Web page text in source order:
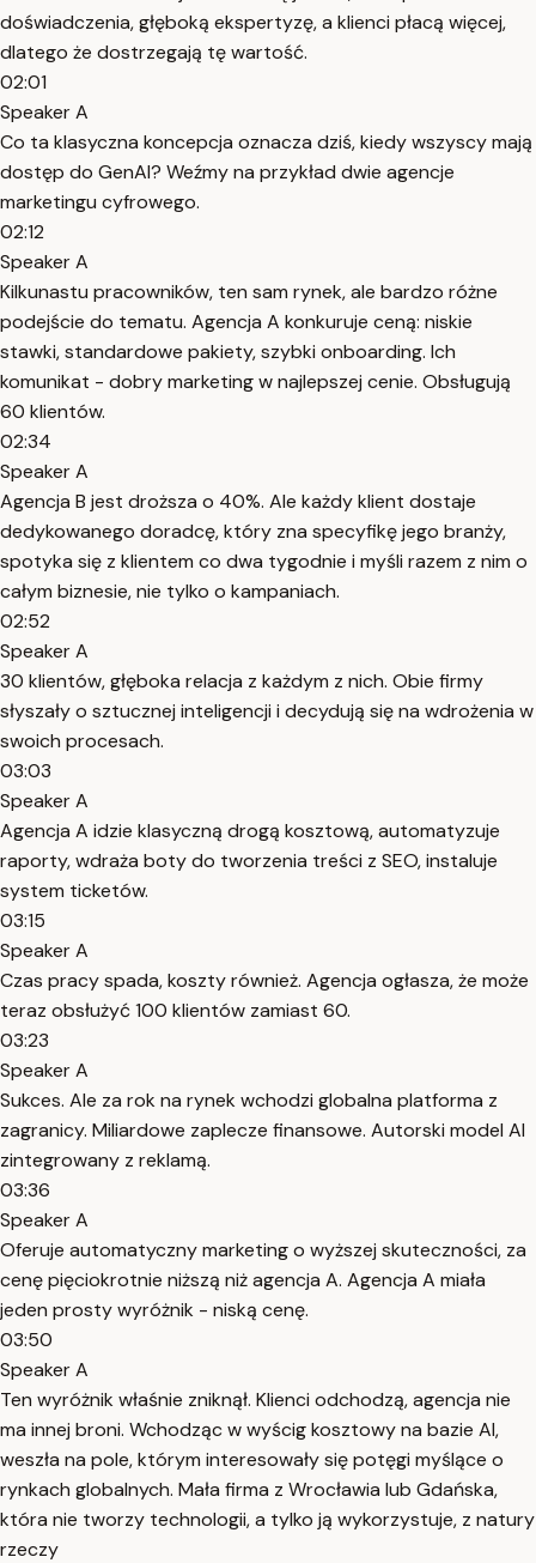
doświadczenia, głęboką ekspertyzę, a klienci płacą więcej,
dlatego że dostrzegają tę wartość.
02:01
Speaker A
Co ta klasyczna koncepcja oznacza dziś, kiedy wszyscy mają
dostęp do GenAI? Weźmy na przykład dwie agencje
marketingu cyfrowego.
02:12
Speaker A
Kilkunastu pracowników, ten sam rynek, ale bardzo różne
podejście do tematu. Agencja A konkuruje ceną: niskie
stawki, standardowe pakiety, szybki onboarding. Ich
komunikat - dobry marketing w najlepszej cenie. Obsługują
60 klientów.
02:34
Speaker A
Agencja B jest droższa o 40%. Ale każdy klient dostaje
dedykowanego doradcę, który zna specyfikę jego branży,
spotyka się z klientem co dwa tygodnie i myśli razem z nim o
całym biznesie, nie tylko o kampaniach.
02:52
Speaker A
30 klientów, głęboka relacja z każdym z nich. Obie firmy
słyszały o sztucznej inteligencji i decydują się na wdrożenia w
swoich procesach.
03:03
Speaker A
Agencja A idzie klasyczną drogą kosztową, automatyzuje
raporty, wdraża boty do tworzenia treści z SEO, instaluje
system ticketów.
03:15
Speaker A
Czas pracy spada, koszty również. Agencja ogłasza, że może
teraz obsłużyć 100 klientów zamiast 60.
03:23
Speaker A
Sukces. Ale za rok na rynek wchodzi globalna platforma z
zagranicy. Miliardowe zaplecze finansowe. Autorski model AI
zintegrowany z reklamą.
03:36
Speaker A
Oferuje automatyczny marketing o wyższej skuteczności, za
cenę pięciokrotnie niższą niż agencja A. Agencja A miała
jeden prosty wyróżnik - niską cenę.
03:50
Speaker A
Ten wyróżnik właśnie zniknął. Klienci odchodzą, agencja nie
ma innej broni. Wchodząc w wyścig kosztowy na bazie AI,
weszła na pole, którym interesowały się potęgi myślące o
rynkach globalnych. Mała firma z Wrocławia lub Gdańska,
która nie tworzy technologii, a tylko ją wykorzystuje, z natury
rzeczy